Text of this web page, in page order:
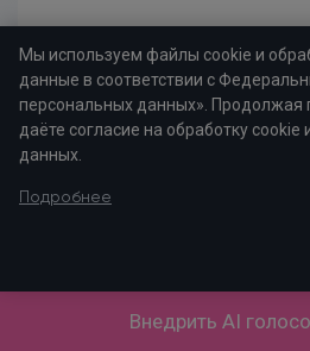
Внедрить AI
Мы используем файлы cookie и
данные в соответствии с
персональных данных». Продолжая
даёте согласие на обработку
данных.
Подробнее
Без LPTracker
Посетители